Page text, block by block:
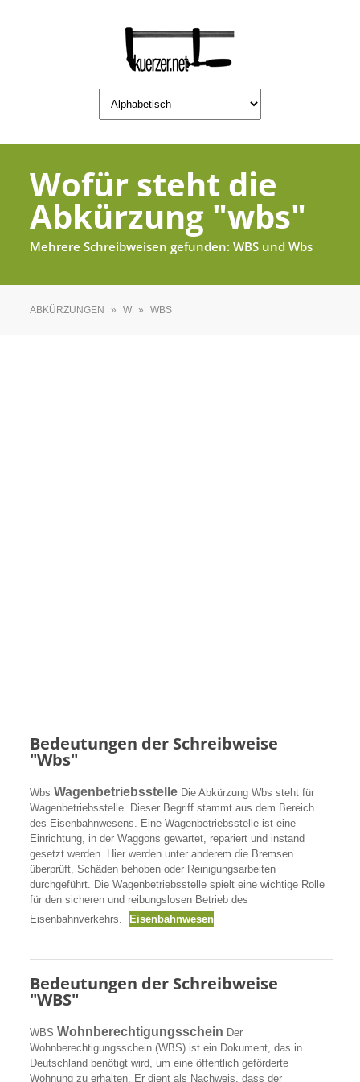
Wofür steht die
Abkürzung "wbs"
Mehrere Schreibweisen gefunden: WBS und Wbs
ABKÜRZUNGEN » W » WBS
Bedeutungen der Schreibweise
"Wbs"
WbsWagenbetriebsstelle Die Abkürzung Wbs steht für
Wagenbetriebsstelle. Dieser Begriff stammt aus dem Bereich
des Eisenbahnwesens. Eine Wagenbetriebsstelle ist eine
Einrichtung, in der Waggons gewartet, repariert und instand
gesetzt werden. Hier werden unter anderem die Bremsen
überprüft, Schäden behoben oder Reinigungsarbeiten
durchgeführt. Die Wagenbetriebsstelle spielt eine wichtige Rolle
für den sicheren und reibungslosen Betrieb des
Eisenbahnverkehrs.
Eisenbahnwesen
Bedeutungen der Schreibweise
"WBS"
WBSWohnberechtigungsschein Der
Wohnberechtigungsschein (WBS) ist ein Dokument, das in
Deutschland benötigt wird, um eine öffentlich geförderte
Wohnung zu erhalten. Er dient als Nachweis, dass der